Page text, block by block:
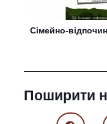
Сімейно-
Поширити